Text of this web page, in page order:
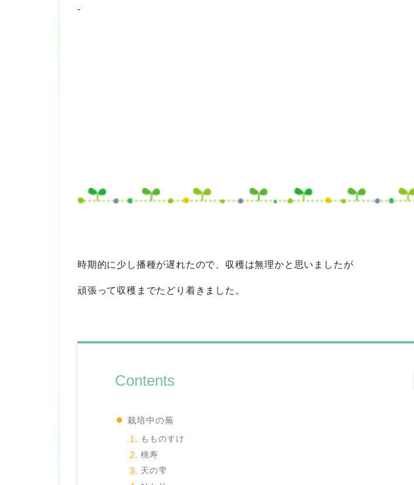
時期的に少し播種が遅れたので、収穫は無理かと思いましたが
頑張って収穫までたどり着きました。
Contents
栽培中の蕪
もものすけ
桃寿
天の雫